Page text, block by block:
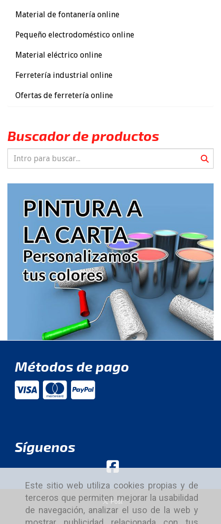
Este sitio web utiliza cookies propias y de
terceros que permiten mejorar la usabilidad
de navegación, analizar el uso de la web y
Material de fontanería online
Pequeño electrodoméstico online
Material eléctrico online
Ferretería industrial online
Ofertas de ferretería online
Buscador de productos
Métodos de pago
Síguenos